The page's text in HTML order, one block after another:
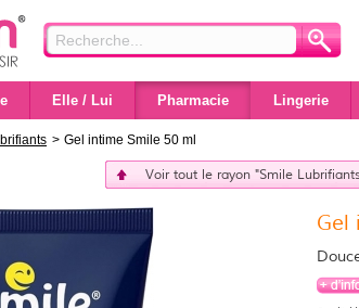
Elle / Lui Pharmacie Lingerie
> Gel intime Smile 50 ml
Voir tout le rayon "Smile
Gel